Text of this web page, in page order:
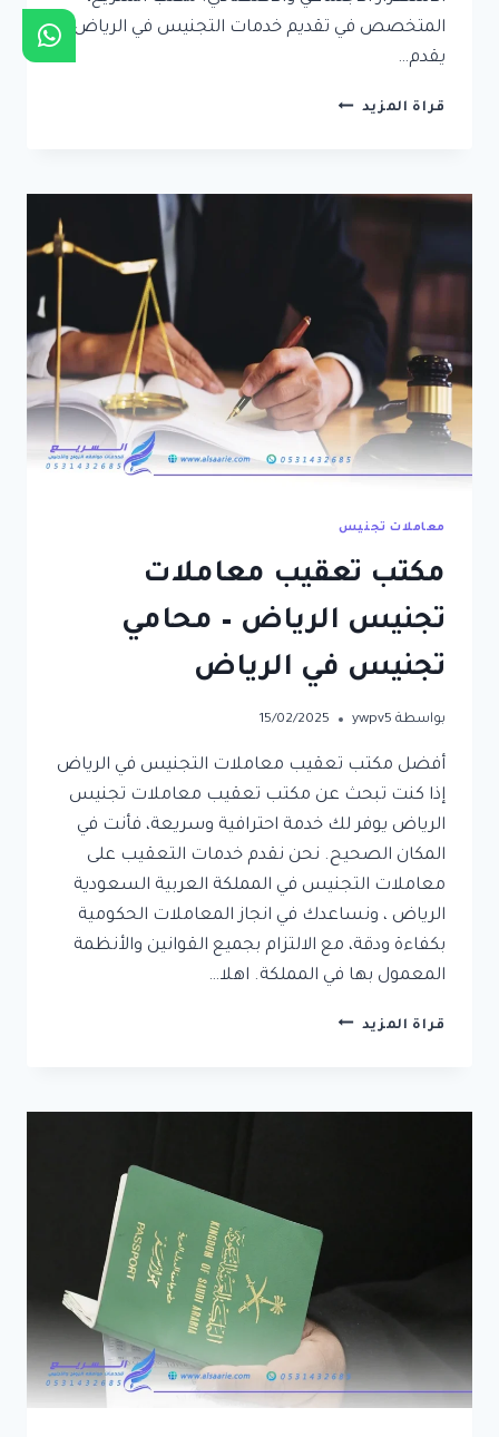
المتخصص في تقديم خدمات التجنيس في الرياض،
يقدم…
قراة المزيد تبسيط
الرياض
السعودية
بسهولة
معاملات تجنيس
مكتب تعقيب معاملات
تجنيس الرياض – محامي
تجنيس في الرياض
بواسطة ywpv5
15/02/2025
أفضل مكتب تعقيب معاملات التجنيس في الرياض
إذا كنت تبحث عن مكتب تعقيب معاملات تجنيس
الرياض يوفر لك خدمة احترافية وسريعة، فأنت في
المكان الصحيح. نحن نقدم خدمات التعقيب على
معاملات التجنيس في المملكة العربية السعودية
الرياض ، ونساعدك في انجاز المعاملات الحكومية
بكفاءة ودقة، مع الالتزام بجميع القوانين والأنظمة
المعمول بها في المملكة. اهلا…
قراة المزيد مكتب
الرياض
الرياض